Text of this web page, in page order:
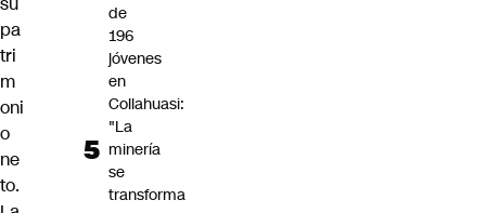
pa
tri
m
oni
o
ne
to.
de
196
jóvenes
en
Collahuasi:
"La
minería
se
transforma